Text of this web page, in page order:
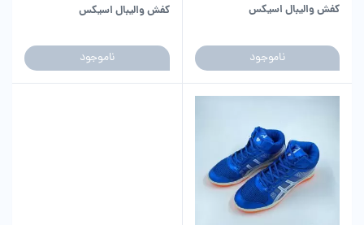
کفش والیبال اسیکس
ناموجود
کفش والیبال اسیکس
ناموجود